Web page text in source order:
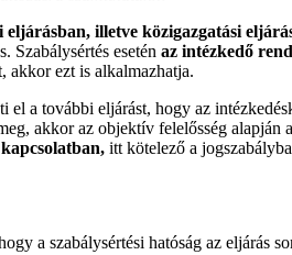
illetve közigazgatási
Szabálysértés esetén az intézkedő
akkor ezt is alkalmazhatja.
el a további eljárást, hogy az
akkor az objektív felelősség alapján
itt kötelező a
a szabálysértési hatóság az eljárás